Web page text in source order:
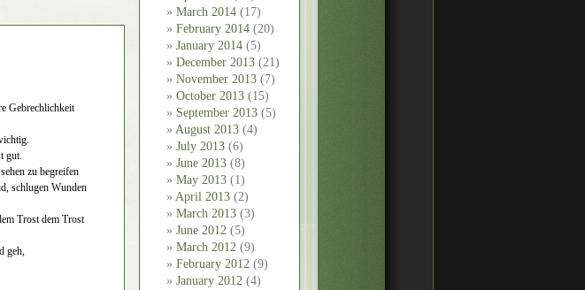
March 2014 (17)
February 2014 (20)
January 2014 (5)
December 2013 (21)
November 2013 (7)
October 2013 (15)
September 2013 (5)
August 2013 (4)
July 2013 (6)
June 2013 (8)
May 2013 (1)
April 2013 (2)
March 2013 (3)
June 2012 (5)
March 2012 (9)
February 2012 (9)
January 2012 (4)
Gebrechlichkeit
gut.
zu begreifen
schlugen Wunden
Trost dem Trost
geh,